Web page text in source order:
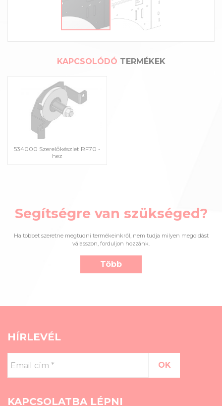
KAPCSOLÓDÓ TERMÉKEK
534000 Szerelőkészlet RF70 -
hez
Segítségre van szükséged?
Ha többet szeretne megtudni termékeinkről, nem tudja milyen megoldást
válasszon, forduljon hozzánk.
Több
HÍRLEVÉL
cím
*
KAPCSOLATBA LÉPNI